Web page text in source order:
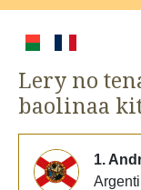
Lery no
baolinaa
1.